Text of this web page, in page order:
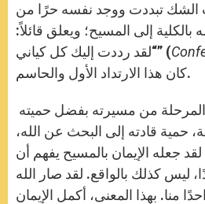
الشك تبددت ووجد نفسه حرًا من
إلى المسيح؛ ويعلق قائلاً:
“لقد رددت إليك كل كياني” (
كان هذا الارتداد الأول والحاسم.
حمية قادته إلى البحث عن الله،
جعله الإيمان بالمسيح يفهم أن
ليس كذلك بالواقع. لقد صار الله
منا. بهذا المعنى، أكمل الإيمان